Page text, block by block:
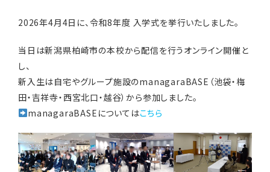
2026年4月4日に、令和8年度 入学式を挙行いたしました。
当日は新潟県柏崎市の本校から配信を行うオンライン開催と
し、
新入生は自宅やグループ施設のmanagaraBASE（池袋・梅
田・吉祥寺・西宮北口・越谷）から参加しました。
managaraBASEについてはこちら